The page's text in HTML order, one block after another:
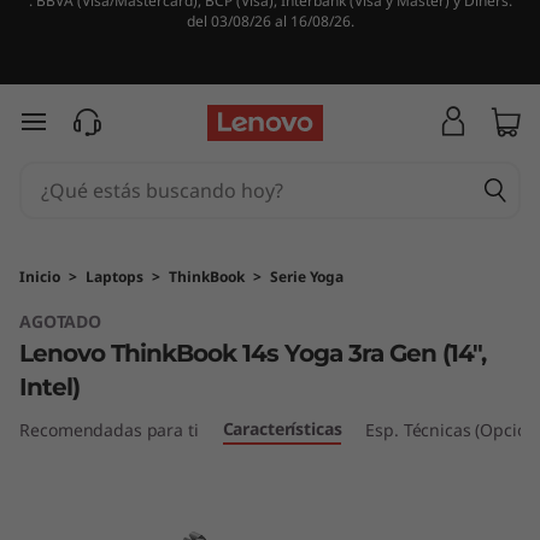
e
n
o
T
h
del 03/08/26 al 16/08/26.
Ir al contenido principal
Inicio > Laptops > ThinkBook > Serie Yoga
AGOTADO
Lenovo ThinkBook 14s Yoga 3ra Gen (14",
Intel)
Recomendadas para ti Características Esp. Técnicas